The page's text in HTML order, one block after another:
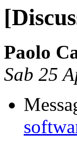
Paolo
Sab 25